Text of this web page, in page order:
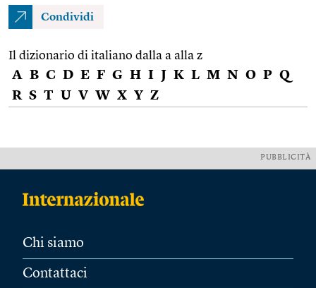
Condividi
Il dizionario di italiano dalla a alla z
A B C D E F G H I J K L M N O P Q
R S T U V W X Y Z
PUBBLICITÀ
Chi siamo
Contattaci